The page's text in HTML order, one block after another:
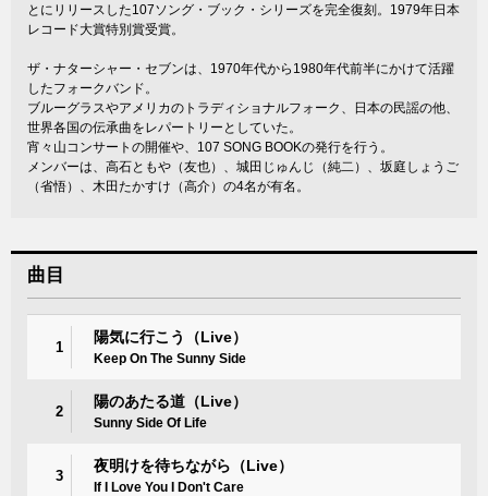
とにリリースした107ソング・ブック・シリーズを完全復刻。1979年日本
レコード大賞特別賞受賞。
ザ・ナターシャー・セブンは、1970年代から1980年代前半にかけて活躍
したフォークバンド。
ブルーグラスやアメリカのトラディショナルフォーク、日本の民謡の他、
世界各国の伝承曲をレパートリーとしていた。
宵々山コンサートの開催や、107 SONG BOOKの発行を行う。
メンバーは、高石ともや（友也）、城田じゅんじ（純二）、坂庭しょうご
（省悟）、木田たかすけ（高介）の4名が有名。
曲目
1
陽気に行こう（Live）
Keep On The Sunny Side
2
陽のあたる道（Live）
Sunny Side Of Life
3
夜明けを待ちながら（Live）
If I Love You I Don't Care